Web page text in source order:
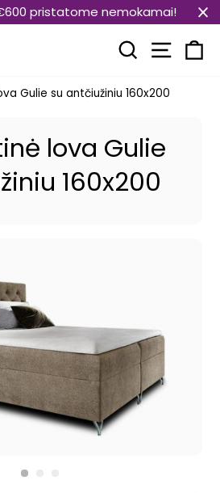
pristatome nemokamai!
Paieška
Gulie su antčiužiniu 160x200
lova Gulie
160x200